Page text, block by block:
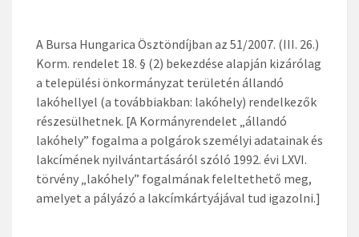
A Bursa Hungarica Ösztöndíjban az 51/2007. (III. 26.)
Korm. rendelet 18. § (2) bekezdése alapján kizárólag
a települési önkormányzat területén állandó
lakóhellyel (a továbbiakban: lakóhely) rendelkezők
részesülhetnek. [A Kormányrendelet „állandó
lakóhely” fogalma a polgárok személyi adatainak és
lakcímének nyilvántartásáról szóló 1992. évi LXVI.
törvény „lakóhely” fogalmának feleltethető meg,
amelyet a pályázó a lakcímkártyájával tud igazolni.]